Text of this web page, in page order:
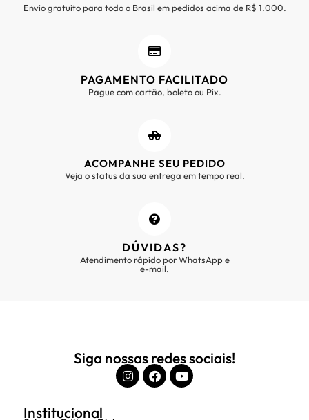
Envio gratuito para todo o Brasil em pedidos acima de R$ 1.000.
PAGAMENTO FACILITADO
Pague com cartão, boleto ou Pix.
ACOMPANHE SEU PEDIDO
Veja o status da sua entrega em tempo real.
DÚVIDAS?
Atendimento rápido por WhatsApp e
e-mail.
Siga nossas redes sociais!
Institucional